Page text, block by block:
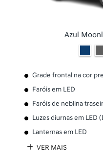
Azul
Grade frontal na cor
Faróis em LED
Faróis de neblina
Luzes diurnas em LED
Lanternas em LED
VER MAIS